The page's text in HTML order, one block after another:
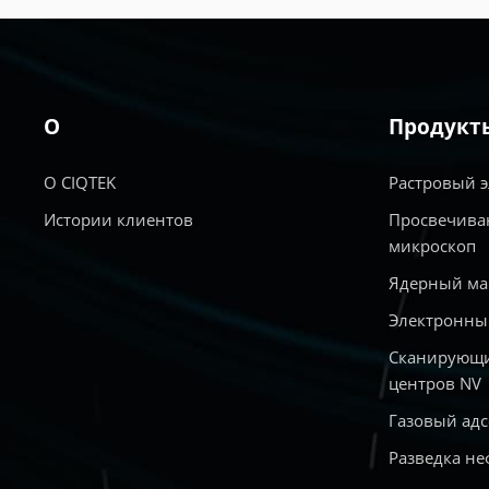
УЗНАТЬ
О
О CIQTEK
Истории клиентов
Растровый
микроскоп
Ядерный
центров NV
Газовый
Разведка